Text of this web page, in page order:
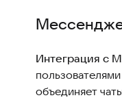
Интеграция с
объединяет